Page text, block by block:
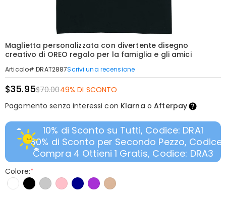
Maglietta personalizzata con divertente disegno
creativo di OREO regalo per la famiglia e gli amici
Articolo#:DRAT2887Scrivi una recensione
$35.95$70.0049% DI SCONTO
Pagamento senza interessi con Klarna oAfterpay
10% di Sconto su Tutti, Codice: DRA1
30% di Sconto per Secondo Pezzo, Codice:
Compra 4 Ottieni 1 Gratis, Codice: DRA3
Colore:*